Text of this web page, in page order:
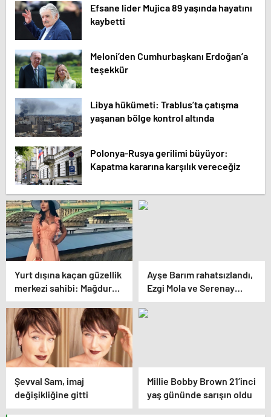
Efsane lider Mujica 89 yaşında hayatını
kaybetti
Meloni’den Cumhurbaşkanı Erdoğan’a
teşekkür
Libya hükümeti: Trablus’ta çatışma
yaşanan bölge kontrol altında
Polonya-Rusya gerilimi büyüyor:
Kapatma kararına karşılık vereceğiz
Yurt dışına kaçan güzellik
merkezi sahibi: Mağdur
oldum
Ayşe Barım rahatsızlandı,
Ezgi Mola ve Serenay
Sarıkaya isyan etti
Şevval Sam, imaj
değişikliğine gitti
Millie Bobby Brown 21’inci
yaş gününde sarışın oldu